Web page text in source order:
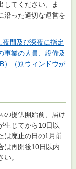
してください。ま
沿った適切な運営を
夜間及び深夜に指定
事業の人員、設備及
）（別ウィンドウが
の提供開始前、届け
生じてから10日以
は廃止の日の1月前
は再開後10日以内
。